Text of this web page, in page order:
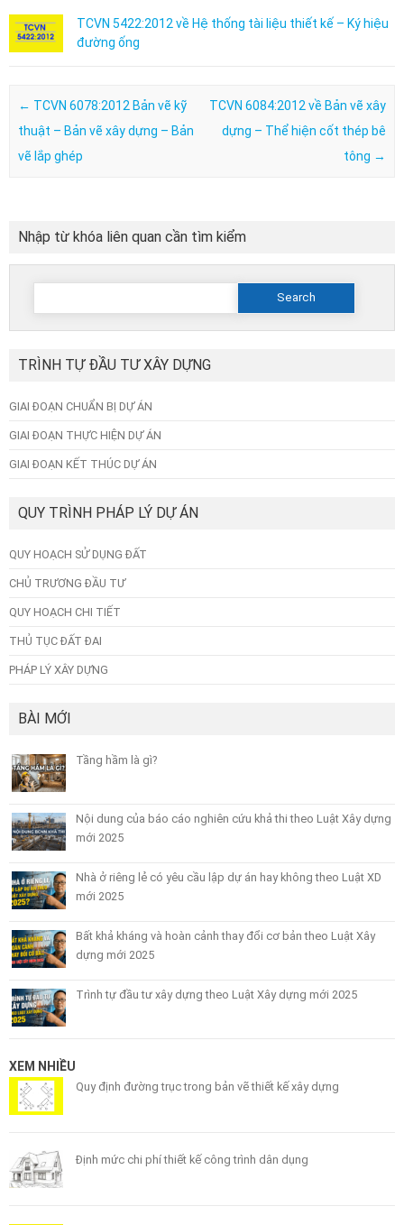
TCVN 5422:2012 về Hệ thống tài liệu thiết kế – Ký hiệu
đường ống
Post navigation
← TCVN 6078:2012 Bản vẽ kỹ
thuật – Bản vẽ xây dựng – Bản
vẽ lắp ghép
TCVN 6084:2012 về Bản vẽ xây
dựng – Thể hiện cốt thép bê
tông →
Nhập từ khóa liên quan cần tìm kiểm
Search
TRÌNH TỰ ĐẦU TƯ XÂY DỰNG
GIAI ĐOẠN CHUẨN BỊ DỰ ÁN
GIAI ĐOẠN THỰC HIỆN DỰ ÁN
GIAI ĐOẠN KẾT THÚC DỰ ÁN
QUY TRÌNH PHÁP LÝ DỰ ÁN
QUY HOẠCH SỬ DỤNG ĐẤT
CHỦ TRƯƠNG ĐẦU TƯ
QUY HOẠCH CHI TIẾT
THỦ TỤC ĐẤT ĐAI
PHÁP LÝ XÂY DỰNG
BÀI MỚI
Tầng hầm là gì?
Nội dung của báo cáo nghiên cứu khả thi theo Luật Xây dựng
mới 2025
Nhà ở riêng lẻ có yêu cầu lập dự án hay không theo Luật XD
mới 2025
Bất khả kháng và hoàn cảnh thay đổi cơ bản theo Luật Xây
dựng mới 2025
Trình tự đầu tư xây dựng theo Luật Xây dựng mới 2025
XEM NHIỀU
Quy định đường trục trong bản vẽ thiết kế xây dựng
Định mức chi phí thiết kế công trình dân dụng